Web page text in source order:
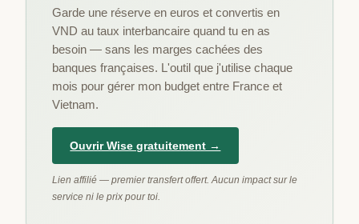
Garde une réserve en euros et convertis en
VND au taux interbancaire quand tu en as
besoin — sans les marges cachées des
banques françaises. L'outil que j'utilise chaque
mois pour gérer mon budget entre France et
Vietnam.
Ouvrir Wise gratuitement →
Lien affilié — premier transfert offert. Aucun impact sur le
service ni le prix pour toi.